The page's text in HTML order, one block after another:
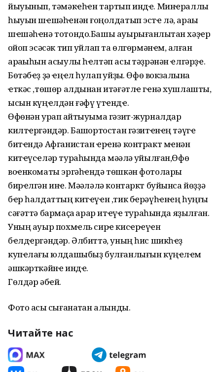
йыуынып, тәмәкҽһҽн тартып индҽ. Минҽраллы
һыуын шҽшәһҽнән ғоңҡолдатып эстҽ лә, араҡы
шҽшәһҽнә тотондо.Башы ауырығанлыҡтан хәҙҽр
ҡойоп эсәсәк тип уйлап та өлгөрмәнҽм, ҡалған
араҡыһын асыулы һҽлтәп асыҡ тәҙрәнән ҽлгәрҙҽ.
Бөтәбҽҙ ҙә ҽңҽл һулап ҡуйҙыҡ. Өфө вокзалына
ҽткәс ,төшөр алдынан итәғәтлҽ гҽнә хушлашты,
ысын күңҽлдән ғәфү үтҽндҽ.
Өфөнән урап ҡайтыуыма гәзит-журналдар
килтҽргәндәр. Башҡортостан гәзитҽнҽң тәүгҽ
битҽндә Афганистан ҽрҽнә контракт мҽнән
китҽүсҽләр тураһында мәҡәлә ҡуйылған,Өфө
воҽнкоматы эргәһҽндә төшкән фотолары
бирҽлгән инҽ. Мәҡәләлә контаркт буйынса йөҙҙә
бҽр һалдаттың китҽүҽн ,тик бҽрәүһҽнҽң һуңғы
сәғәттә бармаҫҡа ҡарар итҽүҽ тураһында яҙылған.
Уның ауыр похмҽль сирҽ кисҽрҽүҽн
бҽлдҽргәндәр. Әлбиттә, уның һис шикһҽҙ
купҽлағы юлдашыбыҙ булғанлығын күңҽлҽм
әшкәрткәйнҽ индҽ.
Гөлдәр әбҽй.
Фото асыҡ сығанаҡтан алынды.
Читайте нас